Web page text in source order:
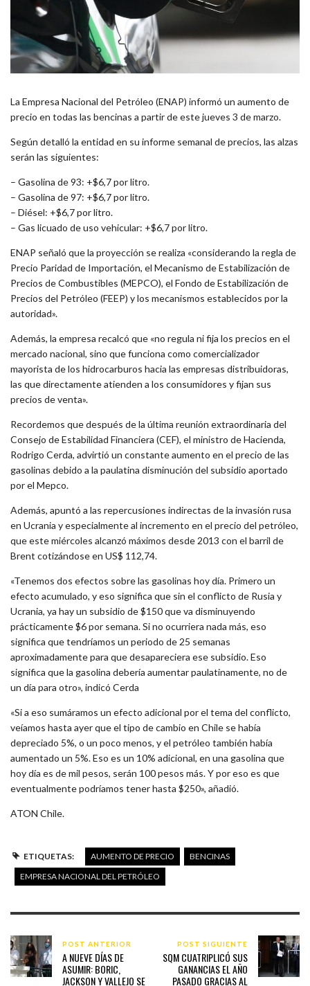
La Empresa Nacional del Petróleo (ENAP) informó un aumento de
precio en todas las bencinas a partir de este jueves 3 de marzo.
Según detalló la entidad en su informe semanal de precios, las alzas
serán las siguientes:
– Gasolina de 93: +$6,7 por litro.
– Gasolina de 97: +$6,7 por litro.
– Diésel: +$6,7 por litro.
– Gas licuado de uso vehicular: +$6,7 por litro.
ENAP señaló que la proyección se realiza «considerando la regla de
Precio Paridad de Importación, el Mecanismo de Estabilización de
Precios de Combustibles (MEPCO), el Fondo de Estabilización de
Precios del Petróleo (FEEP) y los mecanismos establecidos por la
autoridad».
Además, la empresa recalcó que «no regula ni fija los precios en el
mercado nacional, sino que funciona como comercializador
mayorista de los hidrocarburos hacia las empresas distribuidoras,
las que directamente atienden a los consumidores y fijan sus
precios de venta».
Recordemos que después de la última reunión extraordinaria del
Consejo de Estabilidad Financiera (CEF), el ministro de Hacienda,
Rodrigo Cerda, advirtió un constante aumento en el precio de las
gasolinas debido a la paulatina disminución del subsidio aportado
por el Mepco.
Además, apuntó a las repercusiones indirectas de la invasión rusa
en Ucrania y especialmente al incremento en el precio del petróleo,
que este miércoles alcanzó máximos desde 2013 con el barril de
Brent cotizándose en US$ 112,74.
«Tenemos dos efectos sobre las gasolinas hoy día. Primero un
efecto acumulado, y eso significa que sin el conflicto de Rusia y
Ucrania, ya hay un subsidio de $150 que va disminuyendo
prácticamente $6 por semana. Si no ocurriera nada más, eso
significa que tendríamos un periodo de 25 semanas
aproximadamente para que desapareciera ese subsidio. Eso
significa que la gasolina debería aumentar paulatinamente, no de
un día para otro», indicó Cerda
«Si a eso sumáramos un efecto adicional por el tema del conflicto,
veíamos hasta ayer que el tipo de cambio en Chile se había
depreciado 5%, o un poco menos, y el petróleo también había
aumentado un 5%. Eso es un 10% adicional, en una gasolina que
hoy día es de mil pesos, serán 100 pesos más. Y por eso es que
eventualmente podríamos tener hasta $250», añadió.
ATON Chile.
ETIQUETAS: AUMENTO DE PRECIO
BENCINAS
EMPRESA NACIONAL DEL PETRÓLEO
POST ANTERIOR
A NUEVE DÍAS DE
ASUMIR: BORIC,
JACKSON Y VALLEJO SE
POST SIGUIENTE
SQM CUATRIPLICÓ SUS
GANANCIAS EL AÑO
PASADO GRACIAS AL